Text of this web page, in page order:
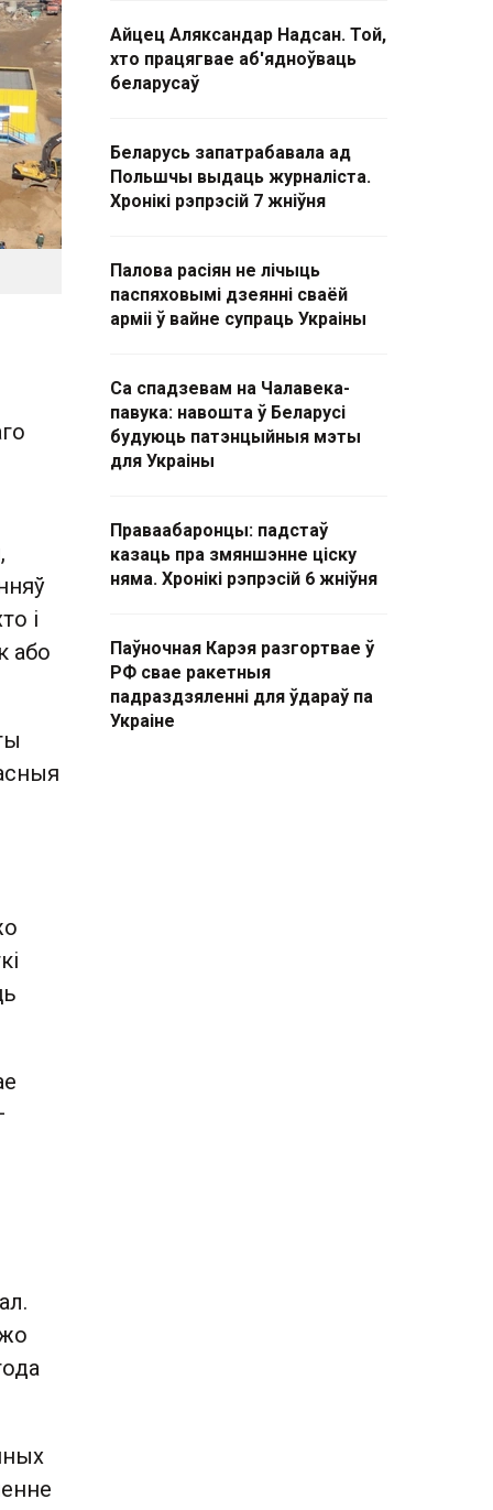
і
або
Айцец Аляксандар Надсан. Той,
хто працягвае аб'ядноўваць
беларусаў
Беларусь запатрабавала ад
Польшчы выдаць журналіста.
Хронікі рэпрэсій 7 жніўня
Палова расіян не лічыць
паспяховымі дзеянні сваёй
арміі ў вайне супраць Украіны
Са спадзевам на Чалавека-
павука: навошта ў Беларусі
будуюць патэнцыйныя мэты
для Украіны
Праваабаронцы: падстаў
казаць пра змяншэнне ціску
няма. Хронікі рэпрэсій 6 жніўня
Паўночная Карэя разгортвае ў
РФ свае ракетныя
падраздзяленні для ўдараў па
Украіне